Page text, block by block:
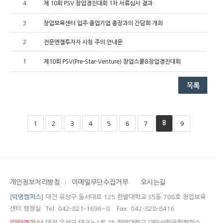
4 제 10회 PSV 창업경진대회 1차 서류심사 결과
3 창업보육센터 입주·졸업기업 총장과의 간담회 개최
2 전문엔젤투자자 사칭 주의 안내문
1 제10회 PSV(Pre-Star-Venture) 창업스쿨&창업경진대회
1 2 3 4 5 6 7 8 9
개인정보처리방침 이메일무단수집거부 오시는길
[덕명캠퍼스]
대전 유성구 동서대로 125 한밭대학교 S5동 708호 창업보육
센터 행정실
Tel. 042-821-1696~8 Fax. 042-828-8416